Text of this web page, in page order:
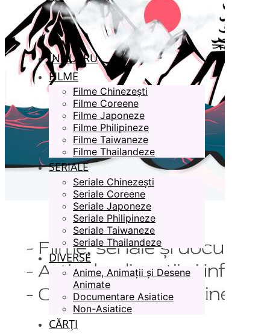
ÎN LUCRU
FILME
Filme Chinezești
Filme Coreene
Filme Japoneze
Filme Philipineze
Filme Taiwaneze
Filme Thailandeze
SERIALE
Seriale Chinezești
Seriale Coreene
Seriale Japoneze
Seriale Philipineze
Seriale Taiwaneze
Seriale Thailandeze
DIVERSE
Anime, Animații și Desene
Animate
Documentare Asiatice
Non-Asiatice
CĂRȚI